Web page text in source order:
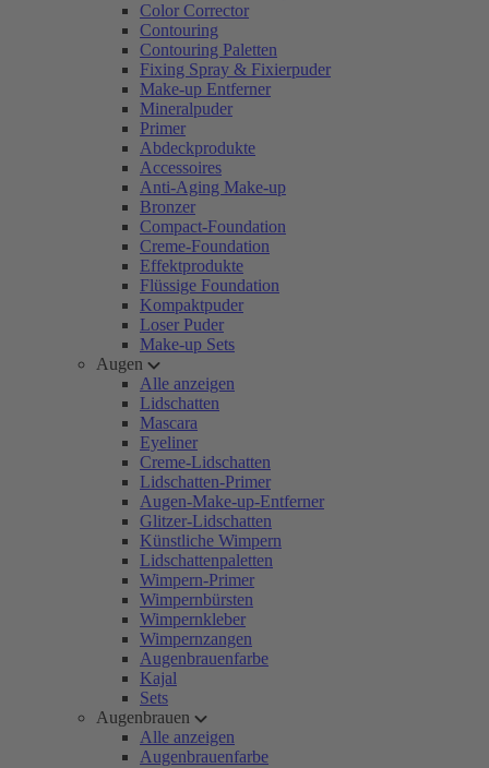
Color Corrector
Contouring
Contouring Paletten
Fixing Spray & Fixierpuder
Make-up Entferner
Mineralpuder
Primer
Abdeckprodukte
Accessoires
Anti-Aging Make-up
Bronzer
Compact-Foundation
Creme-Foundation
Effektprodukte
Flüssige Foundation
Kompaktpuder
Loser Puder
Make-up Sets
Augen
Alle anzeigen
Lidschatten
Mascara
Eyeliner
Creme-Lidschatten
Lidschatten-Primer
Augen-Make-up-Entferner
Glitzer-Lidschatten
Künstliche Wimpern
Lidschattenpaletten
Wimpern-Primer
Wimpernbürsten
Wimpernkleber
Wimpernzangen
Augenbrauenfarbe
Kajal
Sets
Augenbrauen
Alle anzeigen
Augenbrauenfarbe